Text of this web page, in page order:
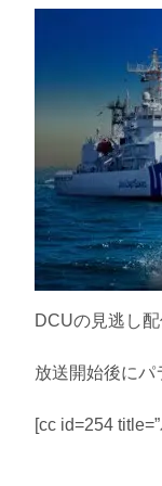
DCUの見逃し配
放送開始後にパ
[cc id=254